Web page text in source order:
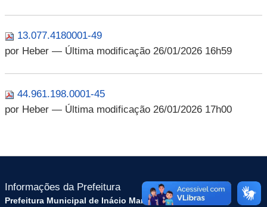
13.077.4180001-49
por Heber — Última modificação 26/01/2026 16h59
44.961.198.0001-45
por Heber — Última modificação 26/01/2026 17h00
Informações da Prefeitura
Prefeitura Municipal de Inácio Martins